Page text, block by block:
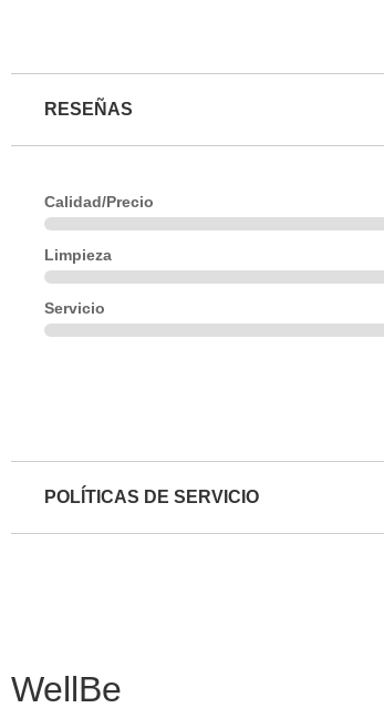
RESEÑAS
Calidad/Precio
Limpieza
Servicio
POLÍTICAS DE SERVICIO
WellBe